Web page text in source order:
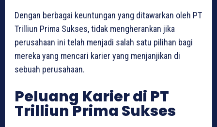
Dengan berbagai keuntungan yang ditawarkan oleh PT
Trilliun Prima Sukses, tidak mengherankan jika
perusahaan ini telah menjadi salah satu pilihan bagi
mereka yang mencari karier yang menjanjikan di
sebuah perusahaan.
Peluang Karier di PT
Trilliun Prima Sukses